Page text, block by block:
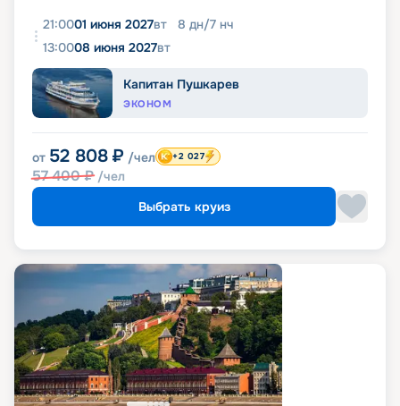
21:0001 июня 2027вт 8 дн/7 нч
13:0008 июня 2027вт
Капитан Пушкарев
ЭКОНОМ
от 52 808 ₽ /чел
57 400₽ /чел
+2 027
Выбрать круиз